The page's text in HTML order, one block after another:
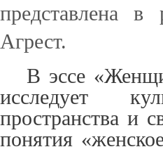
представлена
Агрест.
В эссе
исследует
пространства и
понятия